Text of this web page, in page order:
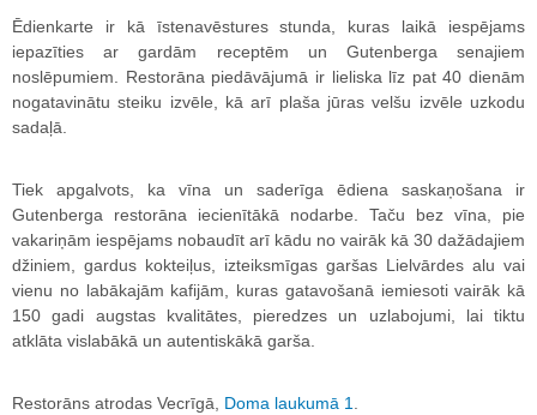
Ēdienkarte ir kā īstenavēstures stunda, kuras laikā iespējams
iepazīties ar gardām receptēm un Gutenberga senajiem
noslēpumiem. Restorāna piedāvājumā ir lieliska līz pat 40 dienām
nogatavinātu steiku izvēle, kā arī plaša jūras velšu izvēle uzkodu
sadaļā.
Tiek apgalvots, ka vīna un saderīga ēdiena saskaņošana ir
Gutenberga restorāna iecienītākā nodarbe. Taču bez vīna, pie
vakariņām iespējams nobaudīt arī kādu no vairāk kā 30 dažādajiem
džiniem, gardus kokteiļus, izteiksmīgas garšas Lielvārdes alu vai
vienu no labākajām kafijām, kuras gatavošanā iemiesoti vairāk kā
150 gadi augstas kvalitātes, pieredzes un uzlabojumi, lai tiktu
atklāta vislabākā un autentiskākā garša.
Restorāns atrodas Vecrīgā, Doma laukumā 1.